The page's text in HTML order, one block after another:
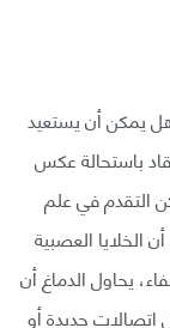
يمكن أن يستعيد
باستحالة عكس
التقدم في علم
الخلايا العصبية
يحاول الدماغ أن
جديدة أو